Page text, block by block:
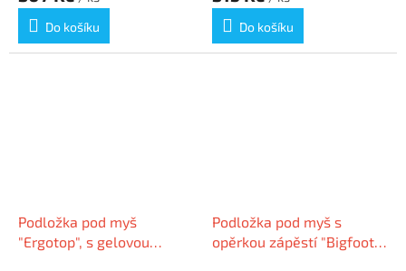
Do košíku
Do košíku
Podložka pod myš
"Ergotop", s gelovou
Podložka pod myš s
opěrkou zápěstí "Bigfoot",